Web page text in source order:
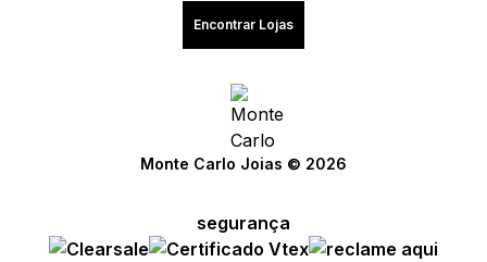
Encontrar Lojas
Monte Carlo Joias © 2026
segurança